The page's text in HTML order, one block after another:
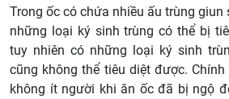
Trong ốc có chứa nhiều ấu trùng
những loại ký sinh trùng có thể bị
tuy nhiên có những loại ký sinh
cũng không thể tiêu diệt được.
không ít người khi ăn ốc đã bị ngộ